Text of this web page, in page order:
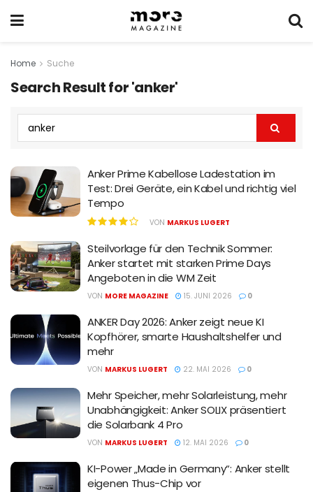
Home Suche
Search Result for 'anker'
Anker Prime Kabellose Ladestation im
Test: Drei Geräte, ein Kabel und richtig viel
Tempo
VON MARKUS LUGERT
Steilvorlage für den Technik Sommer:
Anker startet mit starken Prime Days
Angeboten in die WM Zeit
VON MORE MAGAZINE 15. JUNI 2026 0
ANKER Day 2026: Anker zeigt neue KI
Kopfhörer, smarte Haushaltshelfer und
mehr
VON MARKUS LUGERT 22. MAI 2026 0
Mehr Speicher, mehr Solarleistung, mehr
Unabhängigkeit: Anker SOLIX präsentiert
die Solarbank 4 Pro
VON MARKUS LUGERT 12. MAI 2026 0
KI-Power „Made in Germany“: Anker stellt
eigenen Thus-Chip vor